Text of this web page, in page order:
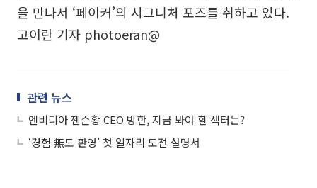
을 만나서 ‘페이커’의 시그니처 포즈를 취하고 있다.
고이란 기자 photoeran@
관련 뉴스
엔비디아 젠슨황 CEO 방한, 지금 봐야 할 섹터는?
‘경험 無도 환영’ 첫 일자리 도전 설명서